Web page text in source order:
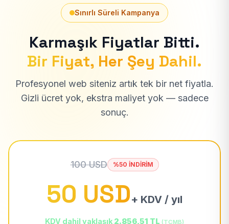
Sınırlı Süreli Kampanya
Karmaşık Fiyatlar Bitti.
Bir Fiyat, Her Şey Dahil.
Profesyonel web siteniz artık tek bir net fiyatla.
Gizli ücret yok, ekstra maliyet yok — sadece
sonuç.
100 USD %50 İNDİRİM
50 USD+ KDV / yıl
KDV dahil yaklaşık 2.856,51 TL (TCMB)